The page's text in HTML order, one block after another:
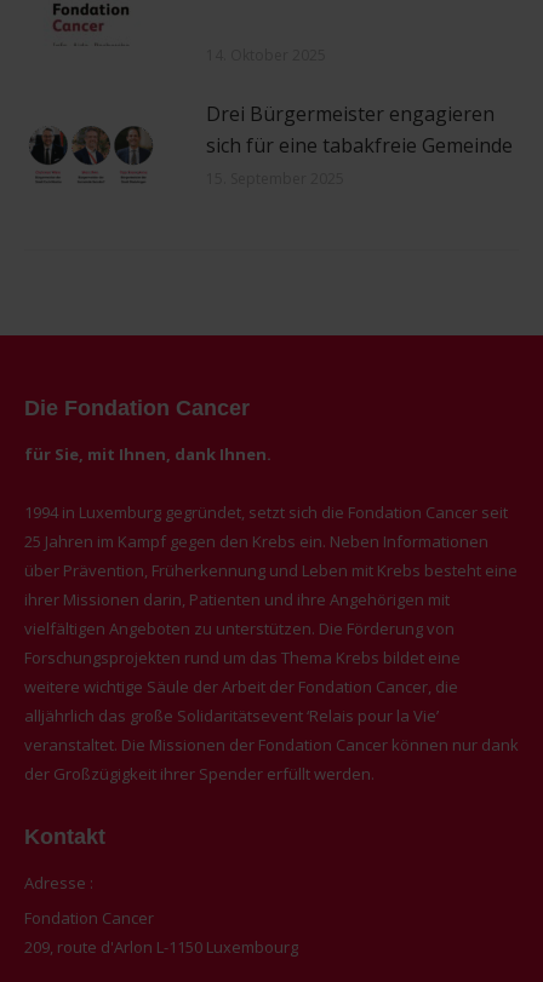
Drei Bürgermeister engagieren
sich für eine tabakfreie Gemeinde
Die Fondation Cancer
für Sie, mit Ihnen, dank Ihnen.
1994 in Luxemburg gegründet, setzt sich die Fondation Cancer seit
25 Jahren im Kampf gegen den Krebs ein. Neben Informationen
über Prävention, Früherkennung und Leben mit Krebs besteht eine
ihrer Missionen darin, Patienten und ihre Angehörigen mit
vielfältigen Angeboten zu unterstützen. Die Förderung von
Forschungsprojekten rund um das Thema Krebs bildet eine
weitere wichtige Säule der Arbeit der Fondation Cancer, die
alljährlich das große Solidaritätsevent ‘Relais pour la Vie’
veranstaltet. Die Missionen der Fondation Cancer können nur dank
der Großzügigkeit ihrer Spender erfüllt werden.
Kontakt
Adresse :
Fondation Cancer
209, route d'Arlon L-1150 Luxembourg